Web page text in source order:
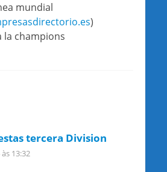
mundial
)
la champions
tercera Division
13:32